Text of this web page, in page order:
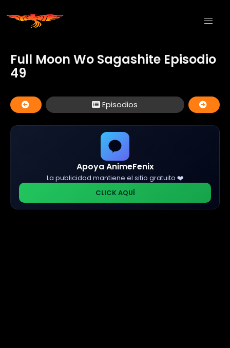
Full Moon Wo Sagashite Episodio
49
Episodios
Apoya AnimeFenix
La publicidad mantiene el sitio gratuito ❤️
CLICK AQUÍ